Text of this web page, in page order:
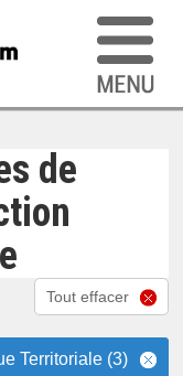
de
Tout effacer
Territoriale (3)